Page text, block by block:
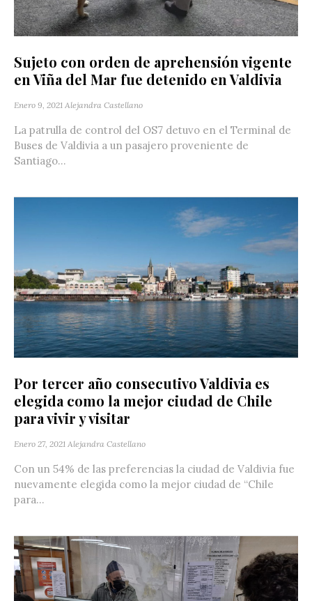
Sujeto con orden de aprehensión vigente
en Viña del Mar fue detenido en Valdivia
Enero 9, 2021 Alejandra Castellano
La patrulla de control del OS7 detuvo en el Terminal de
Buses de Valdivia a un pasajero proveniente de
Santiago...
Por tercer año consecutivo Valdivia es
elegida como la mejor ciudad de Chile
para vivir y visitar
Enero 27, 2021 Alejandra Castellano
Con un 54% de las preferencias la ciudad de Valdivia fue
nuevamente elegida como la mejor ciudad de “Chile
para...